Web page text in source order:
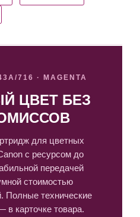
716 · MAGENTA
ЦВЕТ БЕЗ
для цветных
с ресурсом до
передачей
стоимостью
Полные технические
в карточке товара.